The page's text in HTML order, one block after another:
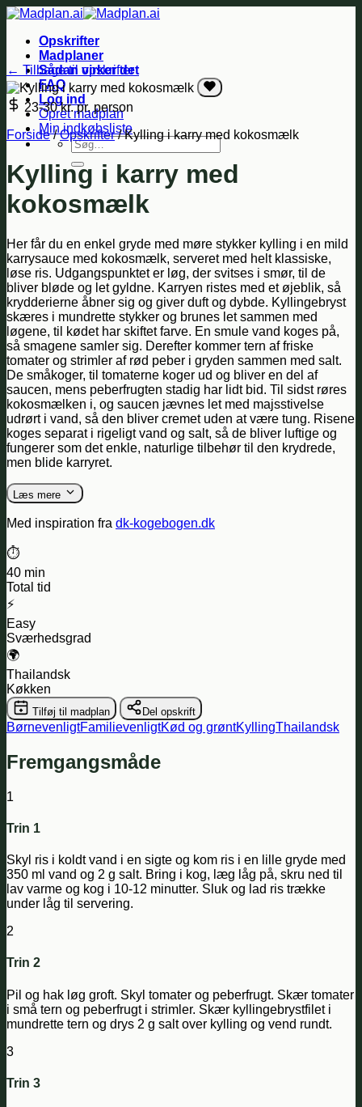
Fortsæt
indholdOpskrifter
Madplaner
Sådan virker det
FAQ
Log ind
Opret madplan
Min indkøbsliste
Søg
efter:
← Tilbage til opskrifter
23-30 kr. pr. person
Forside/Opskrifter/Kylling i karry med kokosmælk
Kylling i karry med
kokosmælk
Her får du en enkel gryde med møre stykker kylling i en mild
karrysauce med kokosmælk, serveret med helt klassiske,
løse ris. Udgangspunktet er løg, der svitses i smør, til de
bliver bløde og let gyldne. Karryen ristes med et øjeblik, så
krydderierne åbner sig og giver duft og dybde. Kyllingebryst
skæres i mundrette stykker og brunes let sammen med
løgene, til kødet har skiftet farve. En smule vand koges på,
så smagene samler sig. Derefter kommer tern af friske
tomater og strimler af rød peber i gryden sammen med salt.
De småkoger, til tomaterne koger ud og bliver en del af
saucen, mens peberfrugten stadig har lidt bid. Til sidst røres
kokosmælken i, og saucen jævnes let med majsstivelse
udrørt i vand, så den bliver cremet uden at være tung. Risene
koges separat i rigeligt vand og salt, så de bliver luftige og
fungerer som det enkle, naturlige tilbehør til den krydrede,
men blide karryret.
Læs mere
Med inspiration fra dk-kogebogen.dk
⏱️
40 min
Total tid
⚡
Easy
Sværhedsgrad
🌍
Thailandsk
Køkken
Tilføj til madplan Del opskrift
BørnevenligtFamilievenligtKød og grøntKyllingThailandsk
Fremgangsmåde
1
Trin 1
Skyl ris i koldt vand i en sigte og kom ris i en lille gryde med
350 ml vand og 2 g salt. Bring i kog, læg låg på, skru ned til
lav varme og kog i 10-12 minutter. Sluk og lad ris trække
under låg til servering.
2
Trin 2
Pil og hak løg groft. Skyl tomater og peberfrugt. Skær tomater
i små tern og peberfrugt i strimler. Skær kyllingebrystfilet i
mundrette tern og drys 2 g salt over kylling og vend rundt.
3
Trin 3